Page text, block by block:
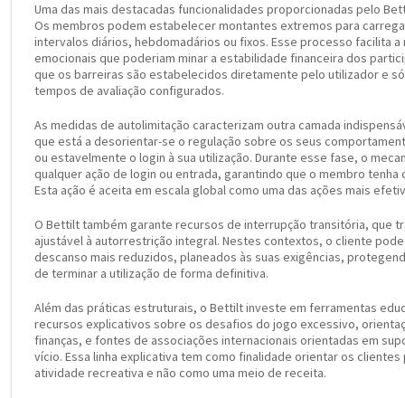
Uma das mais destacadas funcionalidades proporcionadas pelo
Os membros podem estabelecer montantes extremos para
intervalos diários, hebdomadários ou fixos. Esse processo facilita
emocionais que poderiam minar a estabilidade financeira dos
que os barreiras são estabelecidos diretamente pelo utilizador e
tempos de avaliação configurados.
As medidas de autolimitação caracterizam outra camada
que está a desorientar-se o regulação sobre os seus
ou estavelmente o login à sua utilização. Durante esse fase, o
qualquer ação de login ou entrada, garantindo que o membro tenha
Esta ação é aceita em escala global como uma das ações mais
O Bettilt também garante recursos de interrupção transitória, que
ajustável à autorrestrição integral. Nestes contextos, o cliente
descanso mais reduzidos, planeados às suas exigências,
de terminar a utilização de forma definitiva.
Além das práticas estruturais, o Bettilt investe em ferramentas
recursos explicativos sobre os desafios do jogo excessivo,
finanças, e fontes de associações internacionais orientadas em
vício. Essa linha explicativa tem como finalidade orientar os
atividade recreativa e não como uma meio de receita.